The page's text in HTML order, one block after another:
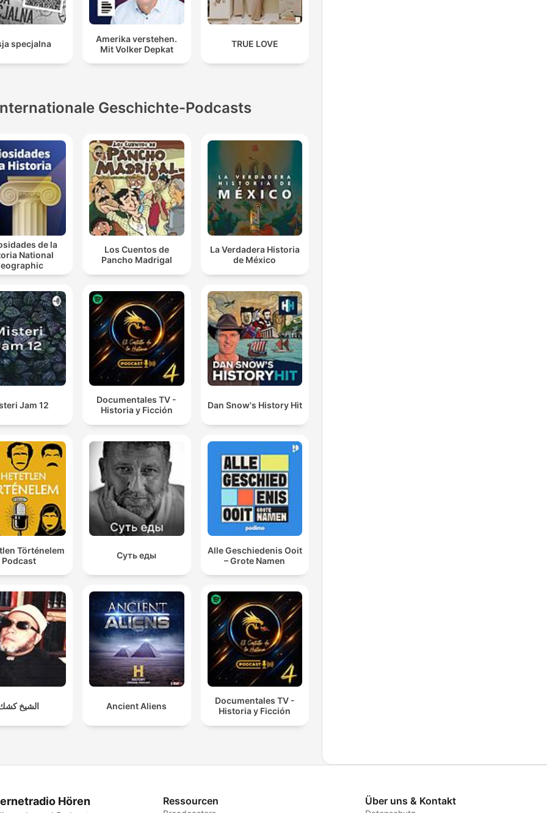
specjalna
Amerika verstehen.
Mit Volker Depkat
TRUE LOVE
Geschichte-Podcasts
de la
National
Los Cuentos de
Pancho Madrigal
La Verdadera Historia
de México
Jam 12
Documentales TV -
Historia y Ficción
Dan Snow's History Hit
Történelem
Podcast
Суть еды
Alle Geschiedenis Ooit
– Grote Namen
الشيخ Ancient Aliens
Documentales TV -
Historia y Ficción
Hören Ressourcen Über uns & Kontakt